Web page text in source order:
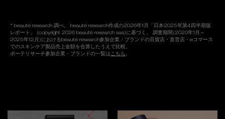
* beauté research 調べ。 beauté research作成の2026年1月「日本2025年第4四半期版
レポート」 (copyright 2026 beauté research sas)に基づく、
調査期間(2020年1月～
2025年12月)におけるbeauté research参加企業 / ブランドの百貨店・直営店・eコマース
でのスキンケア製品売上金額を合算したうえで比較。
ボーテリサーチ参加企業・ブランドの一覧は こちら 。